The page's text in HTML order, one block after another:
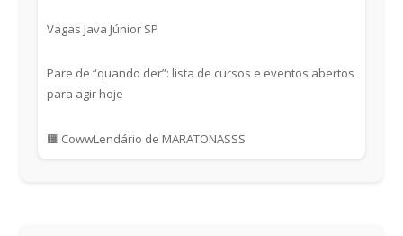
Vagas Java Júnior SP
Pare de “quando der”: lista de cursos e eventos abertos
para agir hoje
🟧 CowwLendário de MARATONASSS